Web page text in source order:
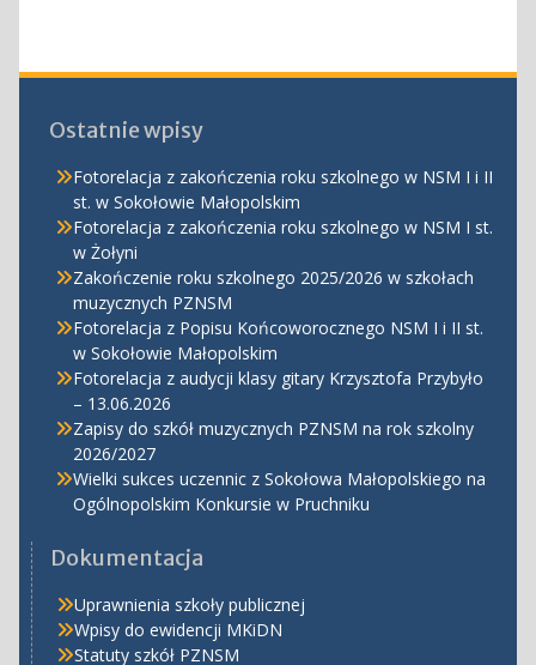
Ostatnie wpisy
Fotorelacja z zakończenia roku szkolnego w NSM I i II
st. w Sokołowie Małopolskim
Fotorelacja z zakończenia roku szkolnego w NSM I st.
w Żołyni
Zakończenie roku szkolnego 2025/2026 w szkołach
muzycznych PZNSM
Fotorelacja z Popisu Końcoworocznego NSM I i II st.
w Sokołowie Małopolskim
Fotorelacja z audycji klasy gitary Krzysztofa Przybyło
– 13.06.2026
Zapisy do szkół muzycznych PZNSM na rok szkolny
2026/2027
Wielki sukces uczennic z Sokołowa Małopolskiego na
Ogólnopolskim Konkursie w Pruchniku
Dokumentacja
Uprawnienia szkoły publicznej
Wpisy do ewidencji MKiDN
Statuty szkół PZNSM